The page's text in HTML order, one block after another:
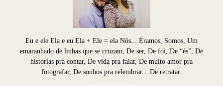
Eu e ele Ela e eu Ela + Ele = ela Nós... Éramos, Somos, Um
emaranhado de linhas que se cruzam, De ser, De foi, De “és”, De
histórias pra contar, De vida pra falar, De muito amor pra
fotografar, De sonhos pra relembrar... De retratar.